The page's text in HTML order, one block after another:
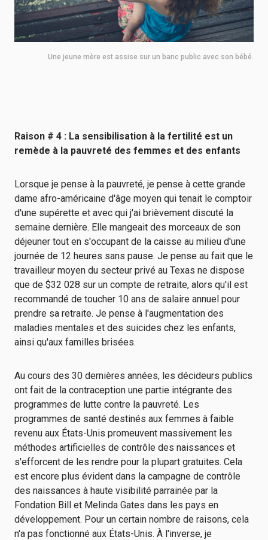
Une jeune mère est assise sur un banc public avec son bébé.
Raison # 4 : La sensibilisation à la fertilité est un
remède à la pauvreté des femmes et des enfants
Lorsque je pense à la pauvreté, je pense à cette grande
dame afro-américaine d'âge moyen qui tenait le comptoir
d'une supérette et avec qui j'ai brièvement discuté la
semaine dernière. Elle mangeait des morceaux de son
déjeuner tout en s'occupant de la caisse au milieu d'une
journée de 12 heures sans pause. Je pense au fait que le
travailleur moyen du secteur privé au Texas ne dispose
que de $32 028 sur un compte de retraite, alors qu'il est
recommandé de toucher 10 ans de salaire annuel pour
prendre sa retraite. Je pense à l'augmentation des
maladies mentales et des suicides chez les enfants,
ainsi qu'aux familles brisées.
Au cours des 30 dernières années, les décideurs publics
ont fait de la contraception une partie intégrante des
programmes de lutte contre la pauvreté. Les
programmes de santé destinés aux femmes à faible
revenu aux États-Unis promeuvent massivement les
méthodes artificielles de contrôle des naissances et
s'efforcent de les rendre pour la plupart gratuites. Cela
est encore plus évident dans la campagne de contrôle
des naissances à haute visibilité parrainée par la
Fondation Bill et Melinda Gates dans les pays en
développement. Pour un certain nombre de raisons, cela
n'a pas fonctionné aux États-Unis. À l'inverse, je